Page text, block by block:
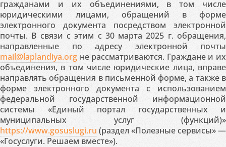
гражданами и их объединениями, в том числе
юридическими лицами, обращений в форме
электронного документа посредством электронной
почты. В связи с этим с 30 марта 2025 г. обращения,
направленные по адресу электронной почты
mail@laplandiya.org не рассматриваются. Граждане и их
объединения, в том числе юридические лица, вправе
направлять обращения в письменной форме, а также в
форме электронного документа с использованием
федеральной государственной информационной
системы «Единый портал государственных и
муниципальных услуг (функций)»
https://www.gosuslugi.ru (раздел «Полезные сервисы» —
«Госуслуги. Решаем вместе»).